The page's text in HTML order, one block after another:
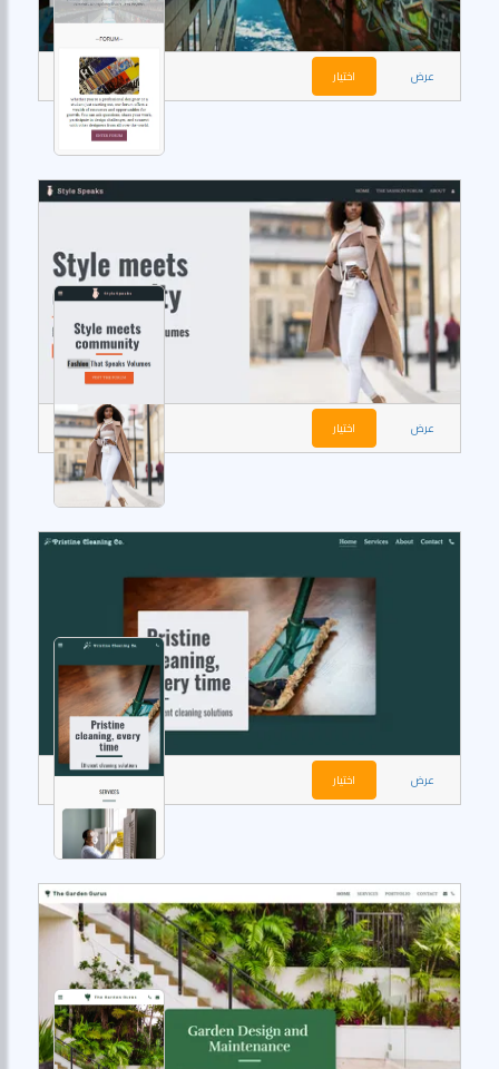
عرض اختيار
عرض اختيار
عرض اختيار